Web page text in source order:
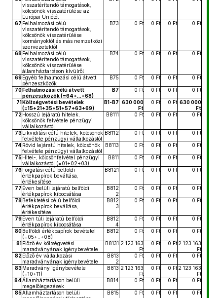
visszatérítendő támogatások,
kölcsönök visszatérülése az
Európai Uniótól
67 Felhalmozási célú
visszatérítendő támogatások,
kölcsönök visszatérülése
kormányoktól és más nemzetközi
szervezetektől
B73 0 Ft 0 Ft 0 Ft 0 Ft
68Felhalmozási célú
visszatérítendő támogatások,
kölcsönök visszatérülése
államháztartáson kívülről
B74 0 Ft 0 Ft 0 Ft 0 Ft
69Egyéb felhalmozási célú átvett
pénzeszközök
B75 0 Ft 0 Ft 0 Ft 0 Ft
70Felhalmozási célú átvett
pénzeszközök (=64+...+68)
B7 0 Ft 0 Ft 0 Ft 0 Ft
71Költségvetési bevételek
(=15+21+35+51+57+63+69)
B1-B7 630 000
Ft
0 Ft 0 Ft 630 000
Ft
72Hosszú lejáratú hitelek,
kölcsönök felvétele pénzügyi
vállalkozástól
B8111 0 Ft 0 Ft 0 Ft 0 Ft
73Likviditási célú hitelek, kölcsönök
felvétele pénzügyi vállalkozástól
B8112 0 Ft 0 Ft 0 Ft 0 Ft
74 Rövid lejáratú hitelek, kölcsönök
felvétele pénzügyi vállalkozástól
B8113 0 Ft 0 Ft 0 Ft 0 Ft
75Hitel-, kölcsönfelvétel pénzügyi
vállalkozástól (=01+02+03)
B811 0 Ft 0 Ft 0 Ft 0 Ft
76Forgatási célú belföldi
értékpapírok beváltása,
értékesítése
B8121 0 Ft 0 Ft 0 Ft 0 Ft
77 Éven belüli lejáratú belföldi
értékpapírok kibocsátása
B812
2
0 Ft 0 Ft 0 Ft 0 Ft
78Befektetési célú belföldi
értékpapírok beváltása,
értékesítése
B812
3
0 Ft 0 Ft 0 Ft 0 Ft
79Éven túli lejáratú belföldi
értékpapírok kibocsátása
B812
4
0 Ft 0 Ft 0 Ft 0 Ft
80 Belföldi értékpapírok bevételei
(=05+..+08)
B812 0 Ft 0 Ft 0 Ft 0 Ft
81Előző év költségvetési
maradványának igénybevétele
B8131 2 123 163
Ft
0 Ft 0 Ft 2 123 163
Ft
82Előző év vállalkozási
maradványának igénybevétele
B813
2
0 Ft 0 Ft 0 Ft 0 Ft
83Maradvány igénybevétele
(=10+11)
B813 2 123 163
Ft
0 Ft 0 Ft 2 123 163
Ft
84Államháztartáson belüli
megelőlegezések
B814 0 Ft 0 Ft 0 Ft 0 Ft
85Államháztartáson belüli
B815 0 Ft 0 Ft 0 Ft 0 Ft